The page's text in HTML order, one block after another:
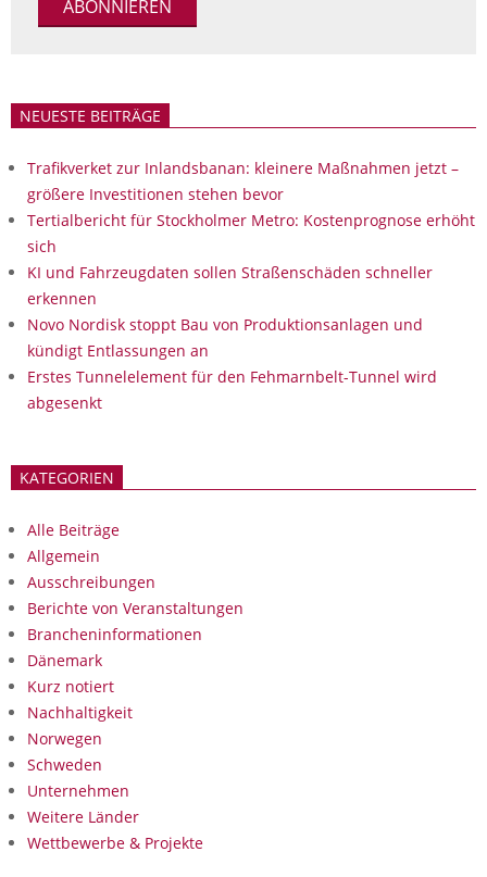
NEUESTE BEITRÄGE
Trafikverket zur Inlandsbanan: kleinere Maßnahmen jetzt –
größere Investitionen stehen bevor
Tertialbericht für Stockholmer Metro: Kostenprognose erhöht
sich
KI und Fahrzeugdaten sollen Straßenschäden schneller
erkennen
Novo Nordisk stoppt Bau von Produktionsanlagen und
kündigt Entlassungen an
Erstes Tunnelelement für den Fehmarnbelt-Tunnel wird
abgesenkt
KATEGORIEN
Alle Beiträge
Allgemein
Ausschreibungen
Berichte von Veranstaltungen
Brancheninformationen
Dänemark
Kurz notiert
Nachhaltigkeit
Norwegen
Schweden
Unternehmen
Weitere Länder
Wettbewerbe & Projekte